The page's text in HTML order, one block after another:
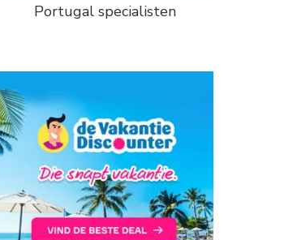
Portugal specialisten